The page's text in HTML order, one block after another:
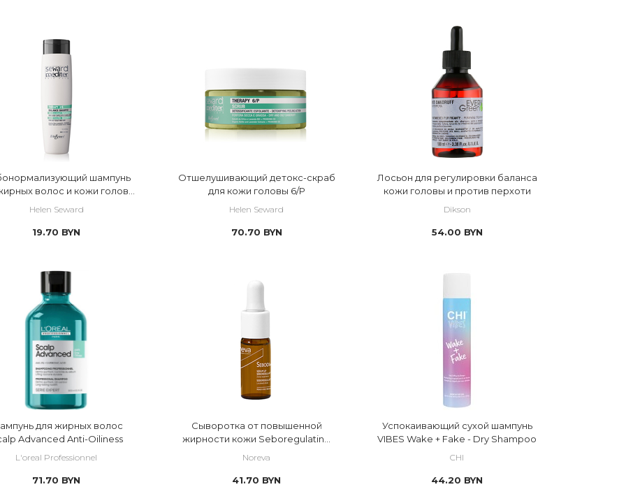
шампунь
волос и кожи головы
Helen Seward
19.70 BYN
Отшелушивающий детокс-скраб
для кожи головы 6/P
Helen Seward
70.70 BYN
Лосьон для регулировки баланса
кожи головы и против перхоти
Dikson
54.00 BYN
для жирных волос
Advanced Anti-Oiliness
L'oreal Professionnel
71.70 BYN
Cыворотка от повышенной
жирности кожи Seboregulating
Noreva
41.70 BYN
Успокаивающий сухой шампунь
VIBES Wake + Fake - Dry Shampoo
CHI
44.20 BYN